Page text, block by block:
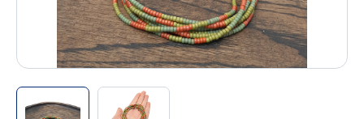
+7 (495) 680-92-00
.
Написать нам в Телеграм
+7 (925) 294-91-85